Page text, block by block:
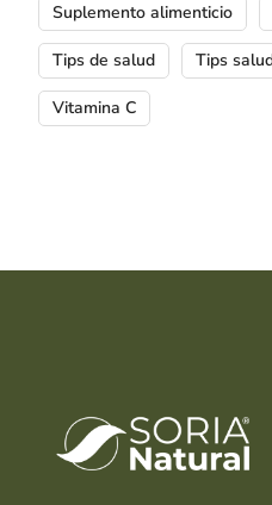
Suplemento alimenticio
Tips de salud Tips
Vitamina C